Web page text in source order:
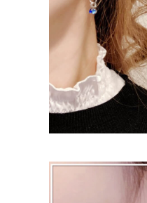
お問い合わせ
お試しウォーキング
ベーシックコース